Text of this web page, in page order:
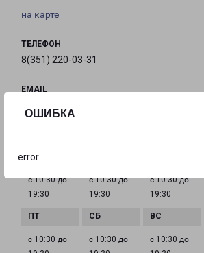
ОШИБКА
error
на карте
ТЕЛЕФОН
8(351) 220-03-31
EMAIL
ГРАФИК РАБОТЫ
с 10:30 до
19:30
с 10:30 до
19:30
с 10:30 до
19:30
с 10:30 до
с 10:30 до
с 10:30 до